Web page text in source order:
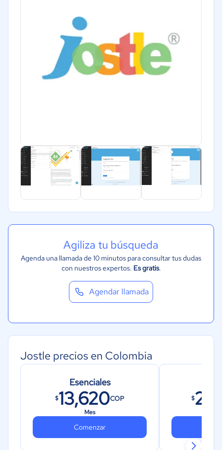
Agiliza tu búsqueda
Agenda una llamada de 10 minutos para consultar tus dudas
con nuestros expertos. Es gratis.
Agendar llamada
Jostle precios en Colombia
Esenciales
$13,620COP
Mes
Comenzar
$